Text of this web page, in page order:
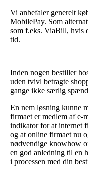
Vi anbefaler generelt
MobilePay. Som
som f.eks. ViaBill, hvis
tid.
Inden nogen bestiller
uden tvivl betragte
gange ikke særlig
En nem løsning kunne
firmaet er medlem af
indikator for at internet
og at online firmaet nu
nødvendige knowhow
en god anledning til en
i processen med din